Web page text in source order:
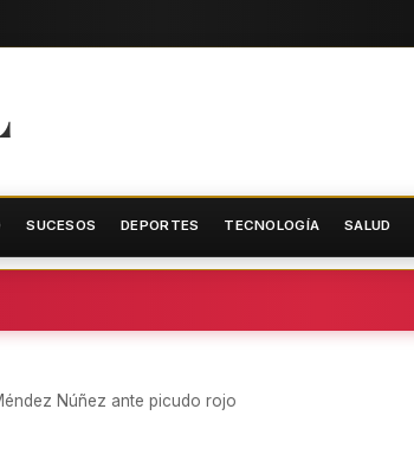
SUCESOS DEPORTES TECNOLOGÍA SALUD
Núñez ante picudo rojo